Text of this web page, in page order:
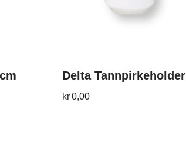
Delta Tannpirkeholder
kr0,00